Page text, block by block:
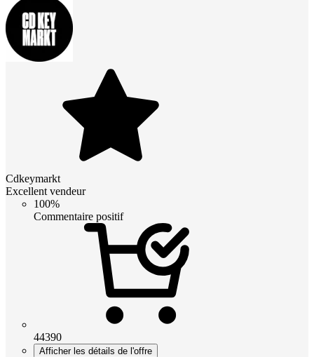
Cdkeymarkt
Excellent vendeur
100%
Commentaire positif
44390
Afficher les détails de l'offre